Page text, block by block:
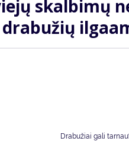
skalbimų
Drabužiai gali